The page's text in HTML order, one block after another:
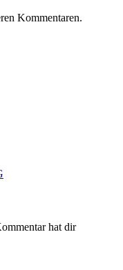
Kommentaren.
hat dir